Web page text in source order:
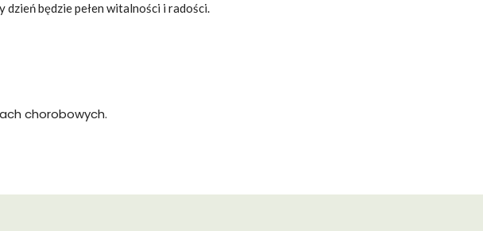
dzień będzie pełen witalności i radości.
chorobowych.